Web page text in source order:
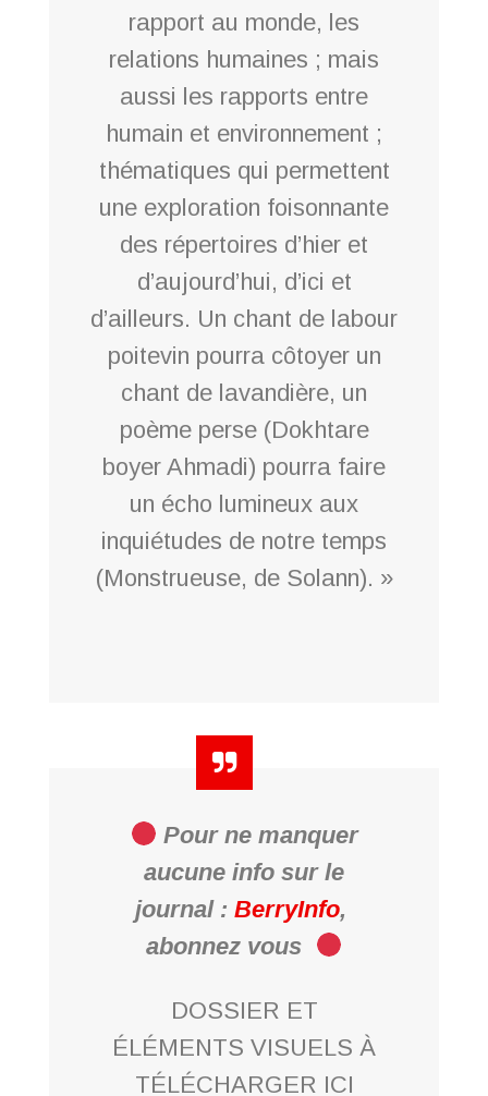
rapport au monde, les
relations humaines ; mais
aussi les rapports entre
humain et environnement ;
thématiques qui permettent
une exploration foisonnante
des répertoires d’hier et
d’aujourd’hui, d’ici et
d’ailleurs. Un chant de labour
poitevin pourra côtoyer un
chant de lavandière, un
poème perse (Dokhtare
boyer Ahmadi) pourra faire
un écho lumineux aux
inquiétudes de notre temps
(Monstrueuse, de Solann). »
Pour ne manquer
aucune info sur le
journal : BerryInfo,
abonnez vous
DOSSIER ET
ÉLÉMENTS VISUELS À
TÉLÉCHARGER ICI